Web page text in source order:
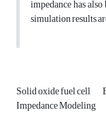
impedance has
simulation results
Solid oxide fuel cell
Impedance Modeling